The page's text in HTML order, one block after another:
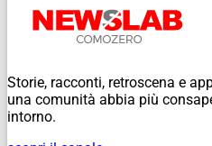
Storie, racconti, retroscena e
una comunità abbia più
intorno.